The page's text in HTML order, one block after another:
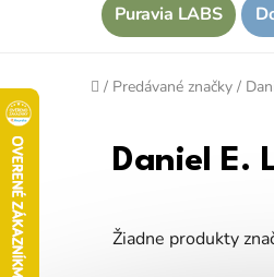
Puravia LABS
Domov
/ Predávané značky /
Daniel E.
Žiadne produkty